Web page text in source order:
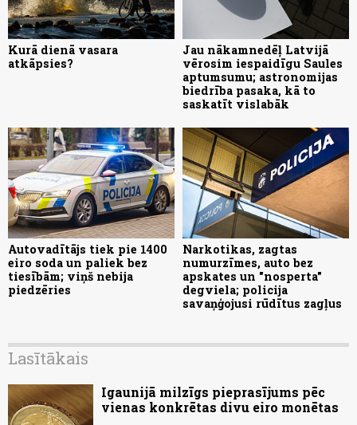
Kurā dienā vasara
atkāpsies?
Jau nākamnedēļ Latvijā
vērosim iespaidīgu Saules
aptumsumu; astronomijas
biedrība pasaka, kā to
saskatīt vislabāk
Autovadītājs tiek pie 1400
eiro soda un paliek bez
tiesībām; viņš nebija
piedzēries
Narkotikas, zagtas
numurzīmes, auto bez
apskates un "nosperta"
degviela; policija
savaņģojusi rūdītus zagļus
Lasītākais
Igaunijā milzīgs pieprasījums pēc
vienas konkrētas divu eiro monētas